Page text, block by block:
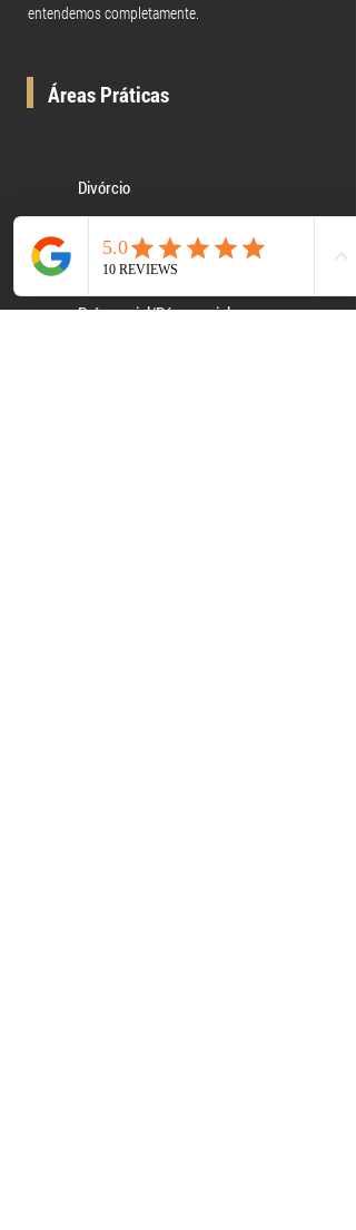
entendemos completamente.
Áreas Práticas
Divórcio
Paternidade
Pré-nupcial/Pós-nupcial